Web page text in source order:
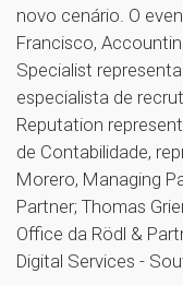
novo cenário. O
Francisco,
Specialist
especialista de
Reputation
de Contabilidade,
Morero, Managing
Partner; Thomas
Office da Rödl &
Digital Services -